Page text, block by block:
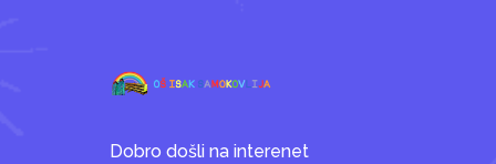
Dobro došli na interenet